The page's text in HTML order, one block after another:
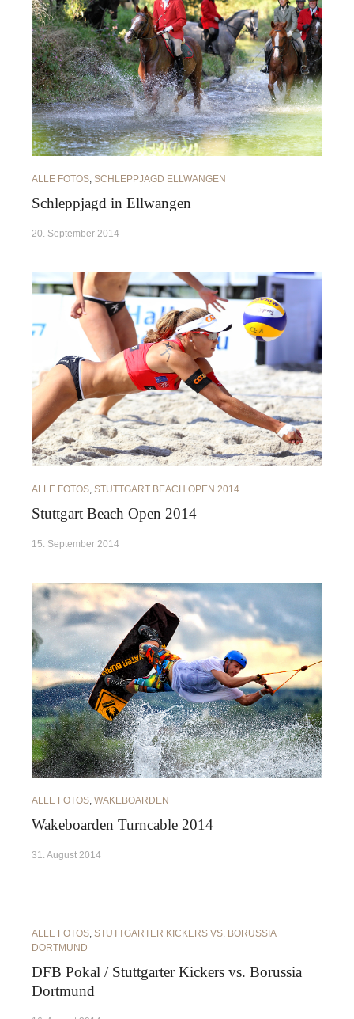
ALLE FOTOS SCHLEPPJAGD ELLWANGEN
Schleppjagd in Ellwangen
20. September 2014
ALLE FOTOS, STUTTGART BEACH OPEN 2014
Stuttgart Beach Open 2014
15. September 2014
ALLE FOTOS WAKEBOARDEN
Wakeboarden Turncable 2014
31. August 2014
ALLE FOTOS STUTTGARTER KICKERS VS. BORUSSIA
DORTMUND
DFB Pokal / Stuttgarter Kickers vs. Borussia
Dortmund